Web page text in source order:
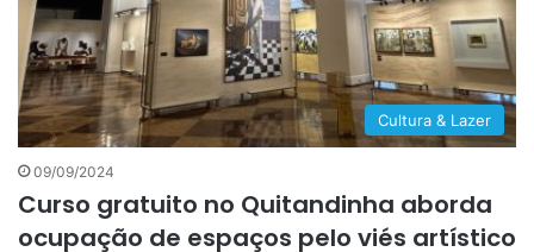
Cultura & Lazer
09/09/2024
Curso gratuito no Quitandinha aborda
ocupação de espaços pelo viés artístico